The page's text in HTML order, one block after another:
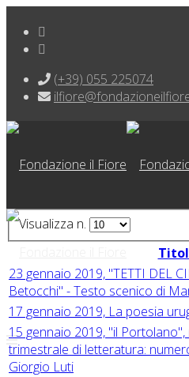
(+39) 055 225074
Visualizza n.
23 gennaio 2019, "TETTI DEL
Betocchi" - Testo scenico di
17 gennaio 2019, La poesia
15 gennaio 2019, "il
trimestrale di letteratura:
Giorgio Luti